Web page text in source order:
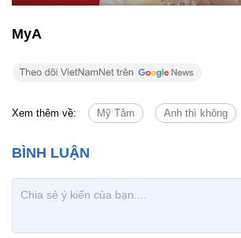
MyA
Xem thêm về: Mỹ Tâm Anh thì không